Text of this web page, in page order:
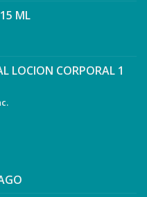
ML
LOCION CORPORAL 1